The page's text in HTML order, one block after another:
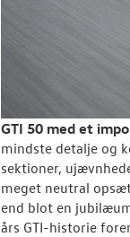
GTI 50 med et
mindste detalje og
sektioner,
meget neutral
end blot en
års GTI-historie